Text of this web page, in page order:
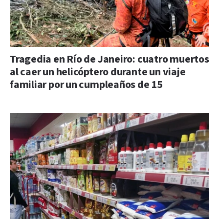
Tragedia en Río de Janeiro: cuatro muertos
al caer un helicóptero durante un viaje
familiar por un cumpleaños de 15